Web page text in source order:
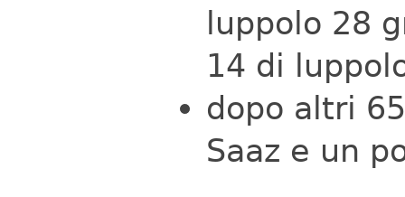
luppolo 28
14 di
dopo altri
Saaz e un